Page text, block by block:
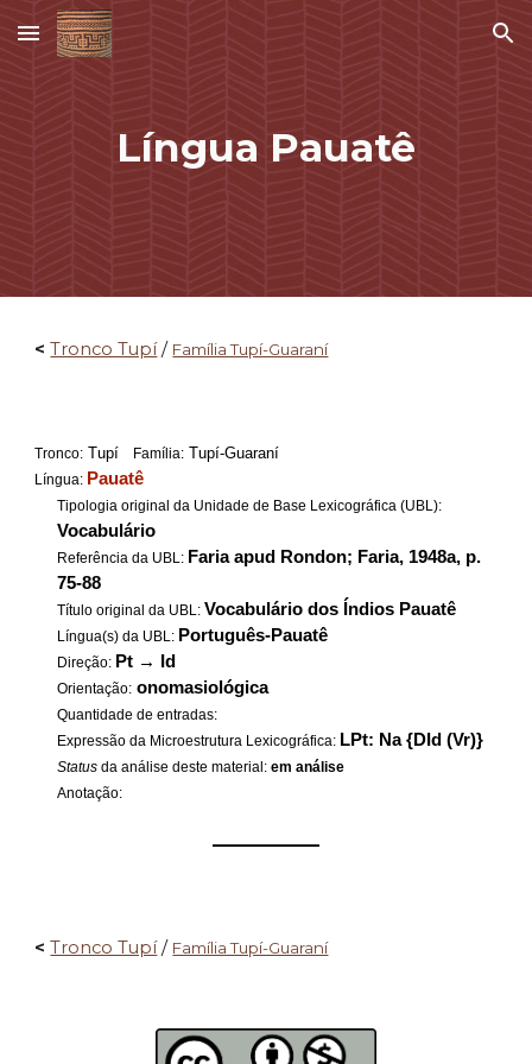
Skip to main content Skip to navigation
Língua Pauatê
< Tronco Tupí/ Família Tupí-Guaraní
Tronco: Tupí Família: Tupí-Guaraní
Língua: Pauatê
Tipologia original da Unidade de Base Lexicográfica (UBL):
Vocabulário
Referência da UBL: Faria apud Rondon; Faria, 1948a, p.
75-88
Título original da UBL: Vocabulário dos Índios Pauatê
Língua(s) da UBL: Português-Pauatê
Direção: Pt → Id
Orientação: onomasiológica
Quantidade de entradas:
Expressão da Microestrutura Lexicográfica: LPt: Na {DId (Vr)}
Status da análise deste material:em análise
Anotação:
——————
< Tronco Tupí/ Família Tupí-Guaraní